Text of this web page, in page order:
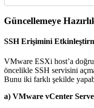
Güncellemeye
SSH Erişimini
VMware ESXi host’a
öncelikle SSH servisini
Bunu iki farklı şekilde
a) VMware vCenter